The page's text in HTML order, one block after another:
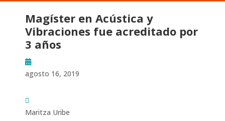
Magíster en Acústica y
Vibraciones fue acreditado por
3 años
agosto 16, 2019
Maritza Uribe